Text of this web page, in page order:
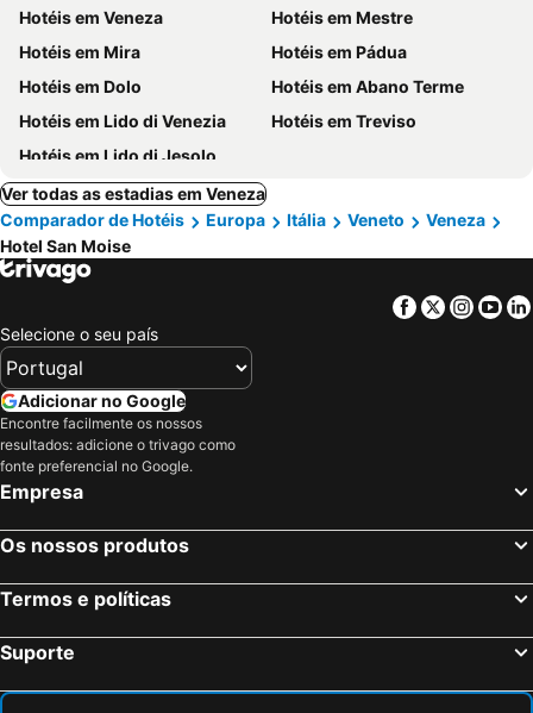
Hotéis em Veneza
Hotéis em Mestre
Hotéis em Mira
Hotéis em Pádua
Hotéis em Dolo
Hotéis em Abano Terme
Hotéis em Lido di Venezia
Hotéis em Treviso
Hotéis em Lido di Jesolo
Ver todas as estadias em Veneza
Comparador de Hotéis
Europa Itália Veneto
Veneza
Hotel San Moise
Facebook
Twitter
Selecione o seu país
Adicionar no Google
Encontre facilmente os nossos
resultados: adicione o trivago como
fonte preferencial no Google.
Empresa
Os nossos produtos
Termos e políticas
Suporte